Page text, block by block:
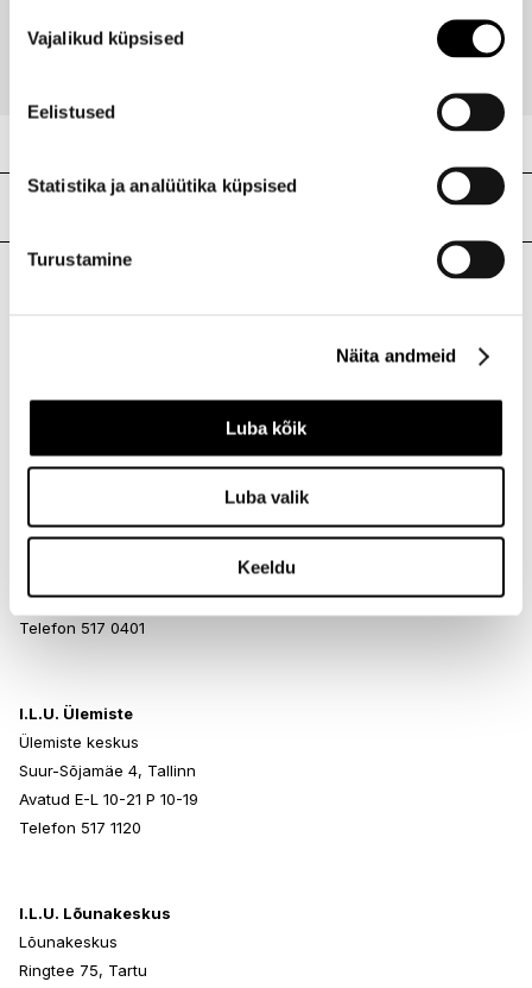
valik
Vajalikud küpsised
Eelistused
Statistika ja analüütika küpsised
Turustamine
Näita andmeid
Luba kõik
Luba valik
Keeldu
Meie poed
Avatud E-L 10-21 P 10-19
Rocca al Mare Kaubanduskeskus
Avatud E-L 10-21 P 10-19
Telefon 517 0401
I.L.U. Ülemiste
Ülemiste keskus
Suur-Sõjamäe 4, Tallinn
Avatud E-L 10-21 P 10-19
Telefon 517 1120
I.L.U. Lõunakeskus
Lõunakeskus
Ringtee 75, Tartu